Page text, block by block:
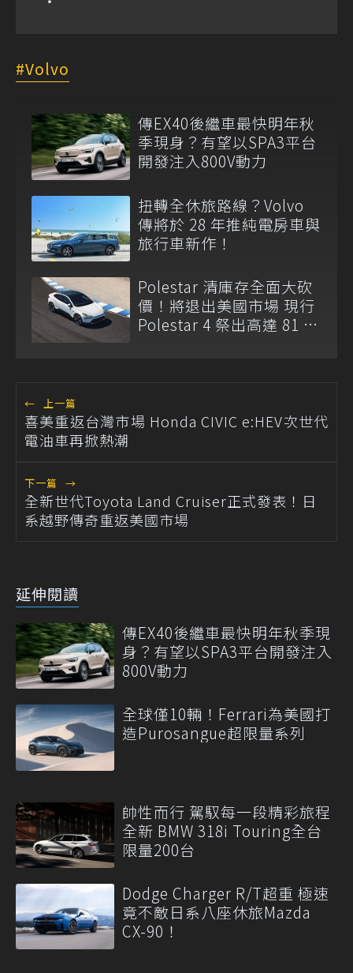
Volvo
傳EX40後繼車最快明年秋
季現身？有望以SPA3平台
開發注入800V動力
扭轉全休旅路線？Volvo
傳將於 28 年推純電房車與
旅行車新作！
Polestar 清庫存全面大砍
價！將退出美國市場 現行
Polestar 4 祭出高達 81 萬
← 上一篇
喜美重返台灣市場 Honda CIVIC e:HEV次世代
電油車再掀熱潮
下一篇 →
全新世代Toyota Land Cruiser正式發表！日
系越野傳奇重返美國市場
延伸閱讀
傳EX40後繼車最快明年秋季現
身？有望以SPA3平台開發注入
800V動力
全球僅10輛！Ferrari為美國打
造Purosangue超限量系列
帥性而行 駕馭每一段精彩旅程
全新 BMW 318i Touring全台
限量200台
Dodge Charger R/T超重 極速
竟不敵日系八座休旅Mazda
CX-90！